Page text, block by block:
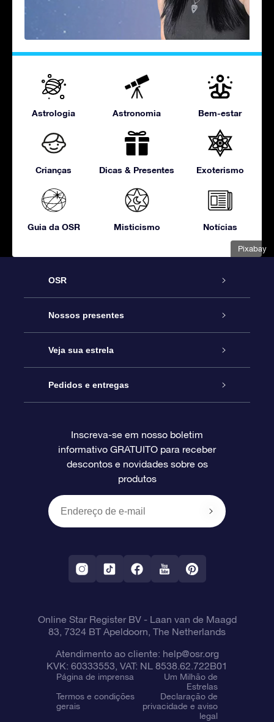
Pixabay
Astrologia Astronomia Bem-estar
Crianças Dicas & Presentes Exoterismo
Guia da OSR Misticismo Notícias
OSR
Serviço
Entre em contato conosco
Blog
Avaliações
Nossos presentes
Presente estrelar on-line
Pacote de presente da OSR
O cartão de presente da OSR
Presentes corporativos
Veja sua estrela
Star Register
Página estelar personalizada
Um Milhão de Estrelas
OSR Starsaver
Aplicativo RV Fly me to the stars
Pedidos e entregas
Informações de pagamento
Política de devolução
Constelações
Inscreva-se em nosso boletim
informativo GRATUITO para receber
descontos e novidades sobre os
produtos
Online Star Register BV- Laan van de Maagd
83, 7324 BT Apeldoorn, The Netherlands
Atendimento ao cliente: help@osr.org
KVK: 60333553, VAT: NL 8538.62.722B01
Página de imprensa
Um Milhão de
Estrelas
Termos e condições
gerais
Declaração de
privacidade e aviso
legal